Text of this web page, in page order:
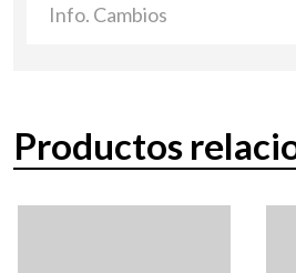
Info. Cambios
Productos